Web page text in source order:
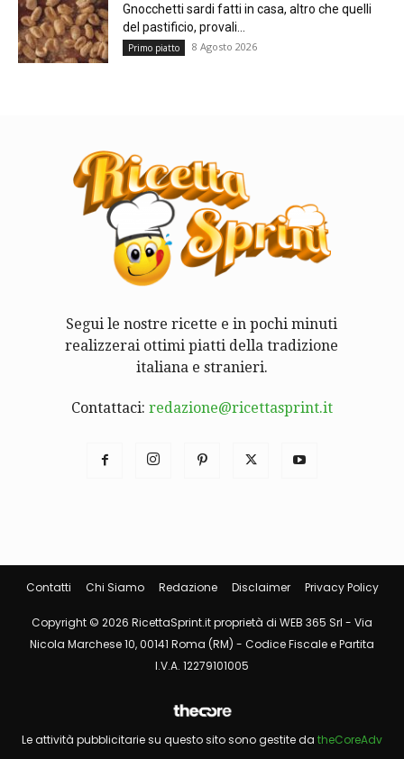
Gnocchetti sardi fatti in casa, altro che quelli
del pastificio, provali...
Primo piatto 8 Agosto 2026
Segui le nostre ricette e in pochi minuti
realizzerai ottimi piatti della tradizione
italiana e stranieri.
Contattaci: redazione@ricettasprint.it
Contatti Chi Siamo Redazione Disclaimer Privacy Policy
Copyright © 2026 RicettaSprint.it proprietà di WEB 365 Srl - Via
Nicola Marchese 10, 00141 Roma (RM) - Codice Fiscale e Partita
I.V.A. 12279101005
Le attività pubblicitarie su questo sito sono gestite da theCoreAdv